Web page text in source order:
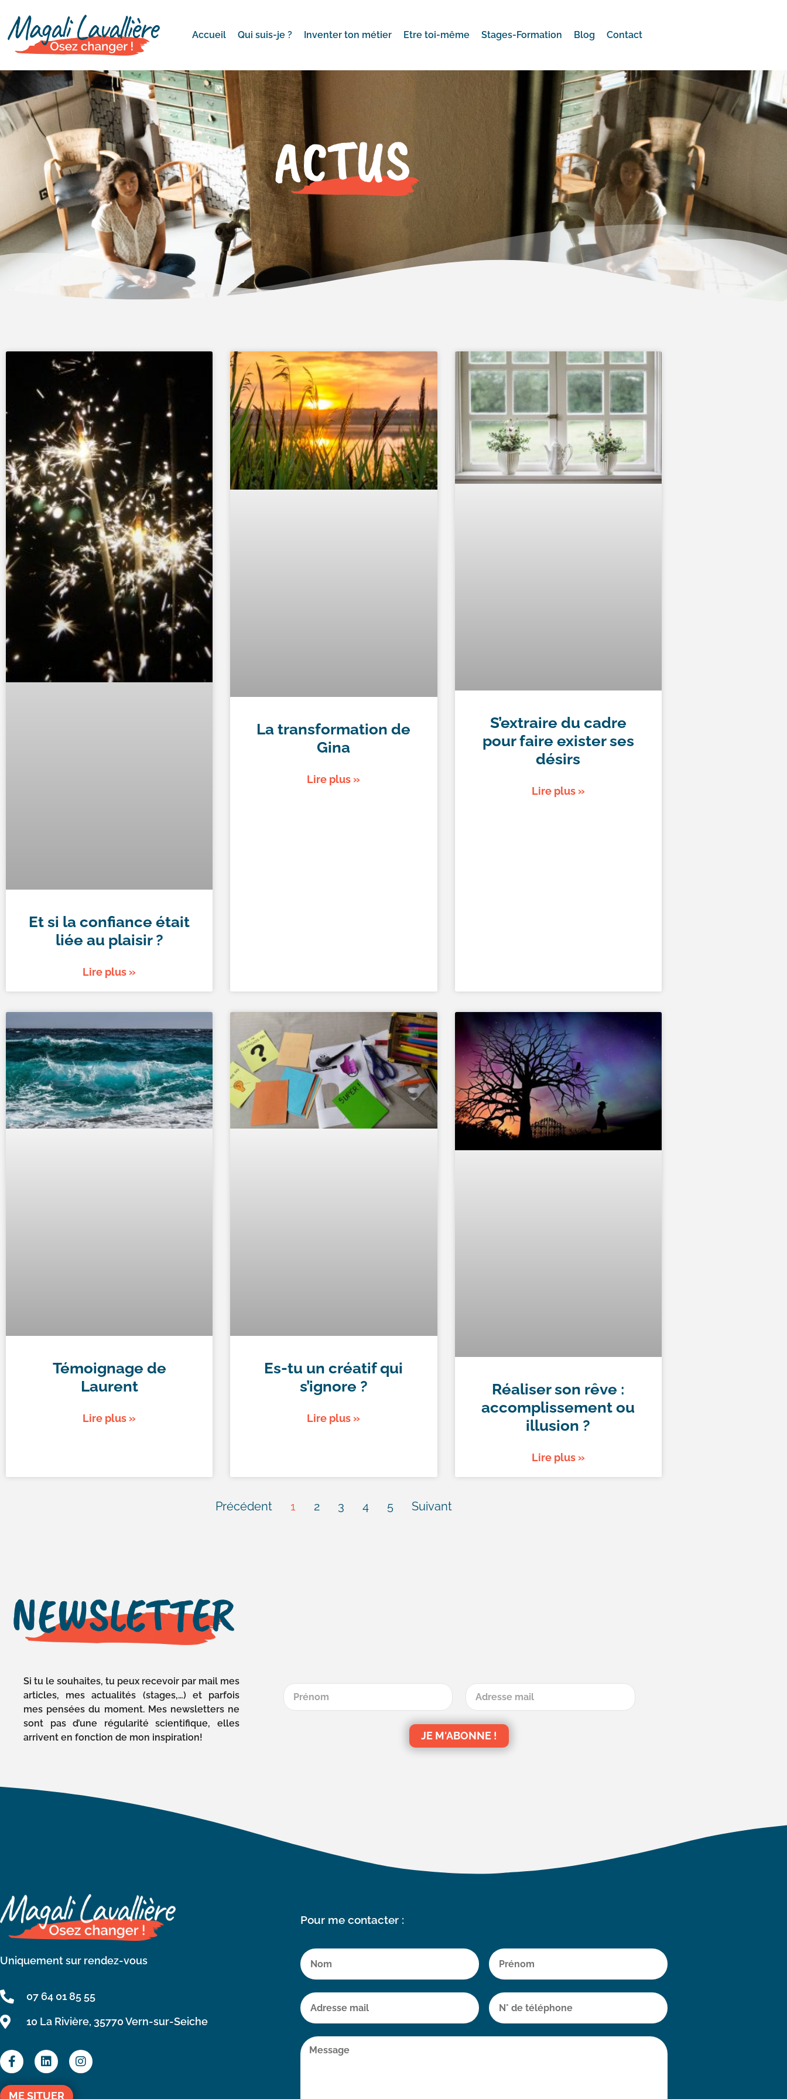
Accueil Qui suis-je ? Inventer ton métier Etre toi-même Stages-Formation Blog Contact
ACTUS
Et si la confiance était
liée au plaisir ?
Lire plus »
La transformation de
Gina
Lire plus »
S’extraire du cadre
pour faire exister ses
désirs
Lire plus »
Témoignage de
Laurent
Lire plus »
Es-tu un créatif qui
s’ignore ?
Lire plus »
Réaliser son rêve :
accomplissement ou
illusion ?
Lire plus »
Précédent 1 2 3 4 5 Suivant
NEWSLETTER
Si tu le souhaites, tu peux recevoir par mail mes
articles, mes actualités (stages,…) et parfois
mes pensées du moment. Mes newsletters ne
sont pas d’une régularité scientifique, elles
arrivent en fonction de mon inspiration!
JE M'ABONNE !
Uniquement sur rendez-vous
07 64 01 85 55
10 La Rivière, 35770 Vern-sur-Seiche
ME SITUER
Pour me contacter :